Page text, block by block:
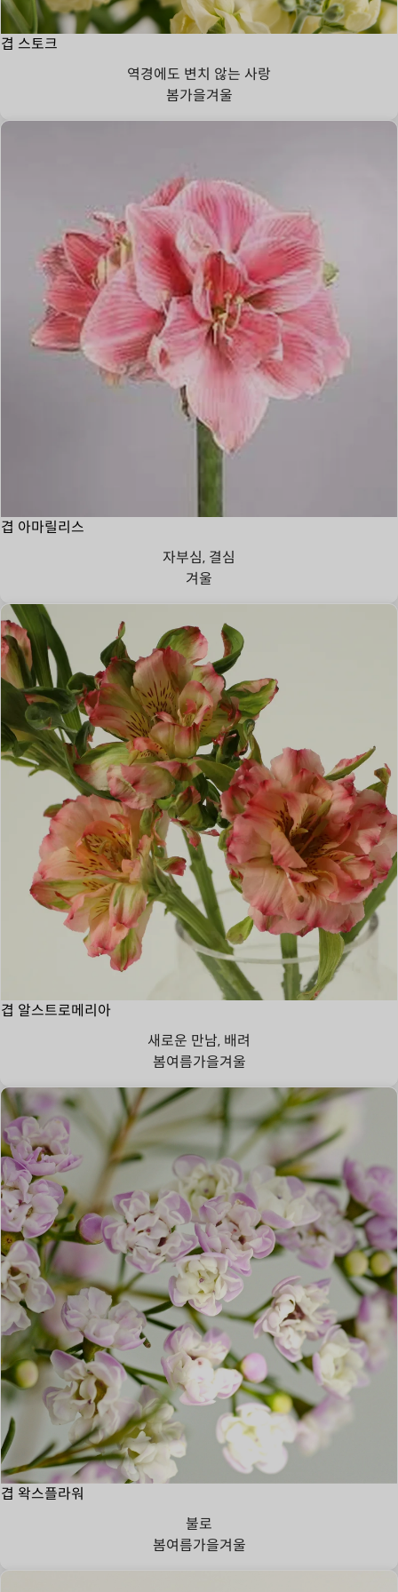
겹 스토크
역경에도 변치 않는 사랑
봄가을겨울
겹 아마릴리스
자부심, 결심
겨울
겹 알스트로메리아
새로운 만남, 배려
봄여름가을겨울
겹 왁스플라워
불로
봄여름가을겨울